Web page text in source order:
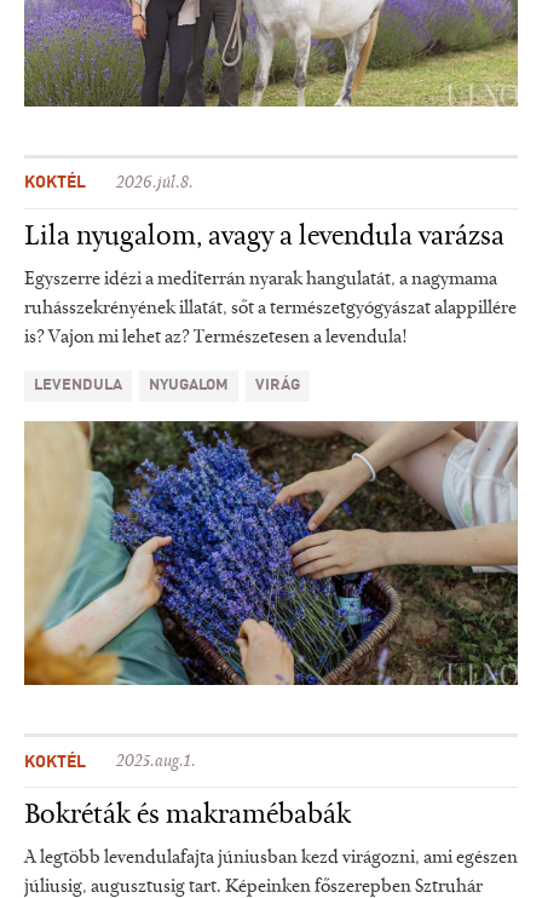
KOKTÉL 2026.júl.8.
Lila nyugalom, avagy a levendula varázsa
Egyszerre idézi a mediterrán nyarak hangulatát, a nagymama
ruhásszekrényének illatát, sőt a természetgyógyászat alappillére
is? Vajon mi lehet az? Természetesen a levendula!
LEVENDULA NYUGALOM VIRÁG
KOKTÉL 2025.aug.1.
Bokréták és makramébabák
A legtöbb levendulafajta júniusban kezd virágozni, ami egészen
júliusig, augusztusig tart. Képeinken főszerepben Sztruhár